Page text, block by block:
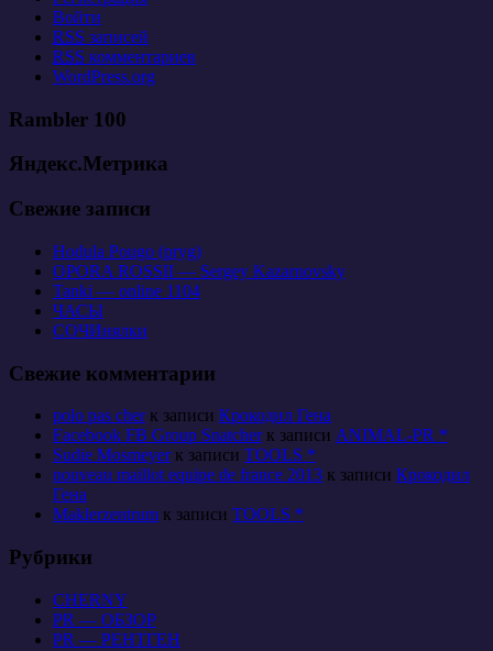
Войти
RSS записей
RSS комментариев
WordPress.org
Rambler 100
Яндекс.Метрика
Свежие записи
Hodula Pougo (pryg)
OPORA ROSSII — Sergey Kazarnovsky
Tanki — online 1104
ЧАСЫ
СОЧИнялки
Свежие комментарии
polo pas cherк записи Крокодил Гена
Facebook FB Group Snatcherк записи ANIMAL-PR *
Sudie Mosmeyerк записи TOOLS *
nouveau maillot equipe de france 2013 к записи Крокодил
Гена
Maklerzentrum к записи TOOLS *
Рубрики
CHERNY
PR — ОБЗОР
PR — РЕНТГЕН